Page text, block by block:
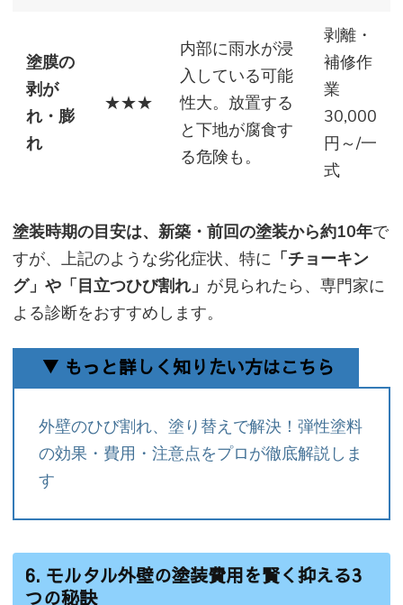
塗膜の
剥が
れ・膨
れ
★★★
内部に雨水が浸
入している可能
性大。放置する
と下地が腐食す
る危険も。
剥離・
補修作
業
30,000
円～/一
式
塗装時期の目安は、新築・前回の塗装から約10年で
すが、上記のような劣化症状、特に 「チョーキン
グ」や「目立つひび割れ」 が見られたら、専門家に
よる診断をおすすめします。
▼ もっと詳しく知りたい方はこちら
外壁のひび割れ、塗り替えで解決！弾性塗料
の効果・費用・注意点をプロが徹底解説しま
す
6. モルタル外壁の塗装費用を賢く抑える3
つの秘訣